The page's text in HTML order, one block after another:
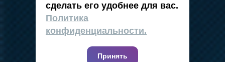
политика в отношении обработки
персональных данных
публичная оферта
карта сайта
сделать его удобнее для вас.
Политика
конфиденциальности.
Принять